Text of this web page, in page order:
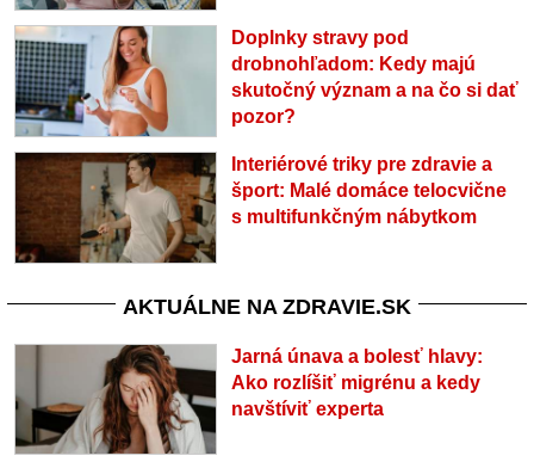
Doplnky stravy pod
drobnohľadom: Kedy majú
skutočný význam a na čo si dať
pozor?
Interiérové triky pre zdravie a
šport: Malé domáce telocvične
s multifunkčným nábytkom
AKTUÁLNE NA ZDRAVIE.SK
Jarná únava a bolesť hlavy:
Ako rozlíšiť migrénu a kedy
navštíviť experta